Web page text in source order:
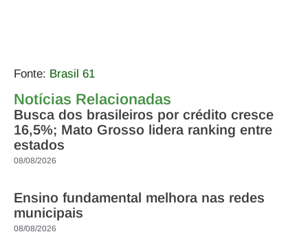
Fonte: Brasil 61
Notícias Relacionadas
Busca dos brasileiros por crédito cresce
16,5%; Mato Grosso lidera ranking entre
estados
08/08/2026
Ensino fundamental melhora nas redes
municipais
08/08/2026